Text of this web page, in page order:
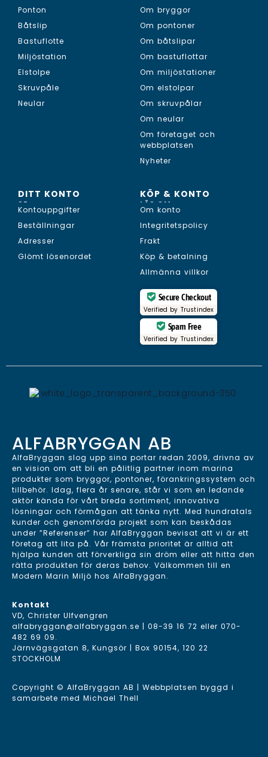
Ponton
Båtslip
Bastuflotte
Miljöstation
Elstolpe
Skruvpåle
Neular
Om bryggor
Om pontoner
Om båtslipar
Om bastuflottar
Om miljöstationer
Om elstolpar
Om skruvpålar
Om neular
Om företaget och
webbplatsen
Nyheter
DITT KONTO
SE...
Kontouppgifter
Beställningar
Adresser
Glömt lösenordet
KÖP & KONTO
LÄS OM...
Om konto
Integritetspolicy
Frakt
Köp & betalning
Allmänna villkor
Secure Checkout
Verified by Trustindex
Spam Free
Verified by Trustindex
ALFABRYGGAN AB
AlfaBryggan slog upp sina portar redan 2009, drivna av
en vision om att bli en pålitlig partner inom marina
produkter som bryggor, pontoner, förankringssystem och
tillbehör. Idag, flera år senare, står vi som en ledande
aktör kända för vårt breda sortiment, innovativa
lösningar och förmågan att tänka nytt. Med hundratals
kunder och genomförda projekt som kan beskådas
under ”Referenser” har AlfaBryggan bevisat att vi är ett
företag att lita på. Vår främsta prioritet är alltid att
hjälpa kunden att förverkliga sin dröm eller att hitta den
rätta produkten för deras behov. Välkommen till en
Modern Marin Miljö hos AlfaBryggan.
Kontakt
VD, Christer Ulfvengren
alfabryggan@alfabryggan.se | 08-39 16 72 eller 070-
482 69 09.
Järnvägsgatan 8, Kungsör | Box 90154, 120 22
STOCKHOLM
Copyright © AlfaBryggan AB | Webbplatsen byggd i
samarbete med Michael Thell